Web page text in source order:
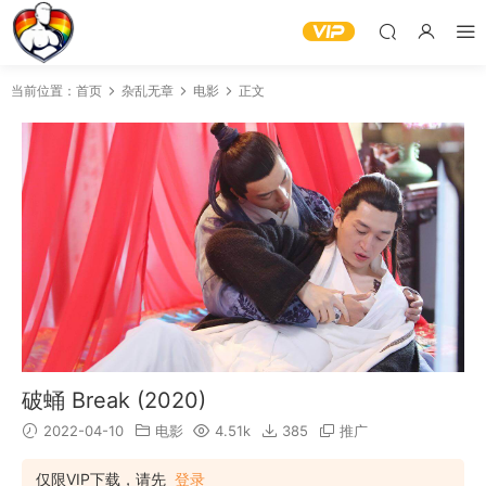
当前位置： 首页 杂乱无章 电影 正文
破蛹 Break (2020)
2022-04-10 电影 4.51k 385 推广
仅限VIP下载，请先 登录